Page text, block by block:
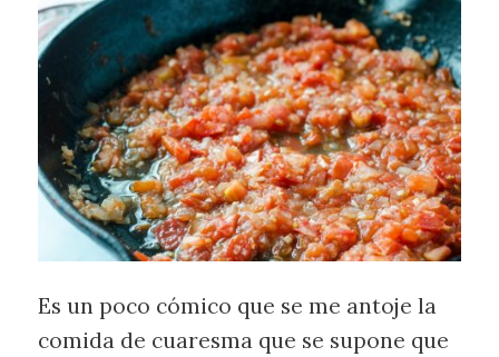
Es un poco cómico que se me antoje la
comida de cuaresma que se supone que